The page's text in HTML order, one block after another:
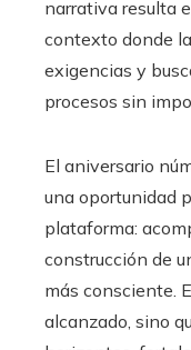
narrativa resulta
contexto donde
exigencias y
procesos sin
El aniversario
una oportunidad
plataforma:
construcción de
más consciente.
alcanzado, sino